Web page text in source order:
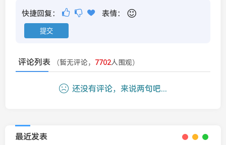
快捷回复： 表情：
评论列表 （暂无评论， 7702人围观）
还没有评论，来说两句吧...
最近发表